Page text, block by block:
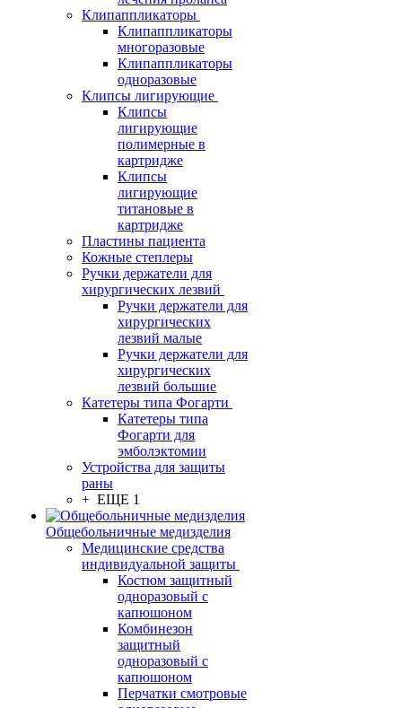
Клипаппликаторы
Клипаппликаторы
многоразовые
Клипаппликаторы
одноразовые
Клипсы лигирующие
Клипсы
лигирующие
полимерные в
картридже
Клипсы
лигирующие
титановые в
картридже
Пластины пациента
Кожные степлеры
Ручки держатели для
хирургических лезвий
Ручки держатели для
хирургических
лезвий малые
Ручки держатели для
хирургических
лезвий большие
Катетеры типа Фогарти
Катетеры типа
Фогарти для
эмболэктомии
Устройства для защиты
раны
+ ЕЩЕ 1
Общебольничные медизделия
Медицинские средства
индивидуальной защиты
Костюм защитный
одноразовый с
капюшоном
Комбинезон
защитный
одноразовый с
капюшоном
Перчатки смотровые